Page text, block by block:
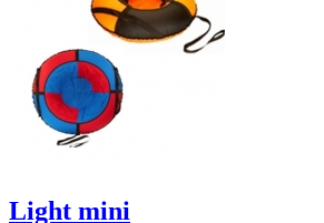
Light mini